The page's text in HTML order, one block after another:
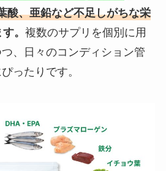
酸、亜鉛など不足しがちな栄
。 複数のサプリを個別に用
、日々のコンディション管
ったりです。